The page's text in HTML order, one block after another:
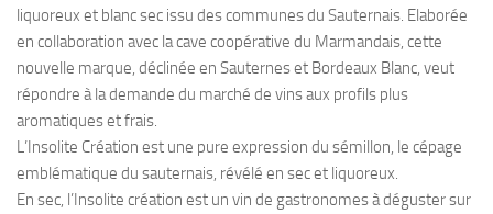
liquoreux et blanc sec issu des communes du Sauternais. Elaborée
en collaboration avec la cave coopérative du Marmandais, cette
nouvelle marque, déclinée en Sauternes et Bordeaux Blanc, veut
répondre à la demande du marché de vins aux profils plus
aromatiques et frais.
L’Insolite Création est une pure expression du sémillon, le cépage
emblématique du sauternais, révélé en sec et liquoreux.
En sec, l’Insolite création est un vin de gastronomes à déguster sur